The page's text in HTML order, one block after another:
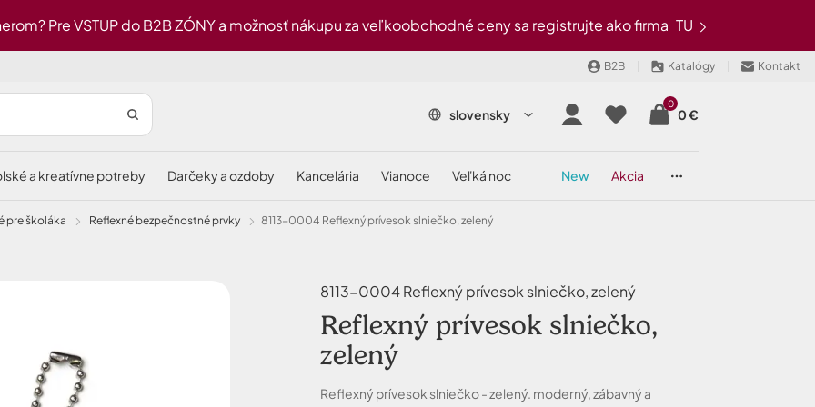
Pre VSTUP do B2B ZÓNY a možnosť nákupu za veľkoobchodné ceny sa registrujte ako firma TU
B2B Katalógy Kontakt
slovensky
0
0 €
a kreatívne potreby darčeky a ozdoby kancelária vianoce veľká noc new akcia
pre školáka reflexné bezpečnostné prvky 8113-0004 Reflexný prívesok slniečko, zelený
8113-0004 Reflexný prívesok slniečko, zelený
Reflexný prívesok slniečko,
zelený
Reflexný prívesok slniečko - zelený. moderný, zábavný a